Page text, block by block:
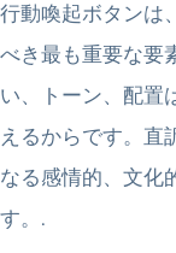
行動喚起ボタンは
べき最も重要な要
い、トーン、配置
えるからです。直
なる感情的、文化
す。.